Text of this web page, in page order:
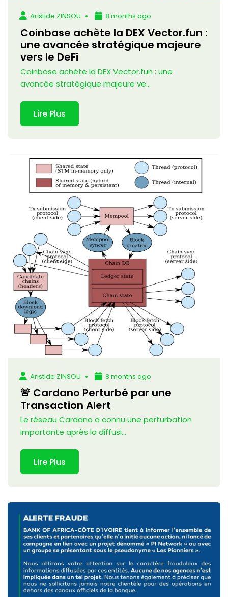
Aristide ZINSOU 8 months ago
Coinbase achète la DEX Vector.fun :
une avancée stratégique majeure
vers le DeFi
Coinbase achète la DEX Vector.fun : une
avancée stratégique majeure ve...
Lire Plus
Aristide ZINSOU 8 months ago
🚨 Cardano Perturbé par une
Transaction Alert
Le réseau Cardano a connu une perturbation
importante après la diffusi...
Lire Plus